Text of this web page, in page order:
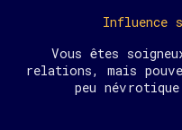
Influence
Vous êtes
relations, mais
peu